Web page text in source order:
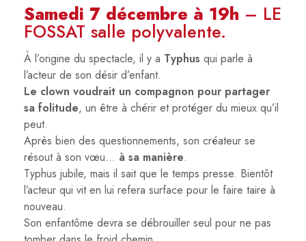
Samedi 7 décembre à 19h – LE
FOSSAT salle polyvalente.
À l’origine du spectacle, il y a Typhus qui parle à
l’acteur de son désir d’enfant.
Le clown voudrait un compagnon pour partager
sa folitude, un être à chérir et protéger du mieux qu’il
peut.
Après bien des questionnements, son créateur se
résout à son vœu… à sa manière.
Typhus jubile, mais il sait que le temps presse. Bientôt
l’acteur qui vit en lui refera surface pour le faire taire à
nouveau.
Son enfantôme devra se débrouiller seul pour ne pas